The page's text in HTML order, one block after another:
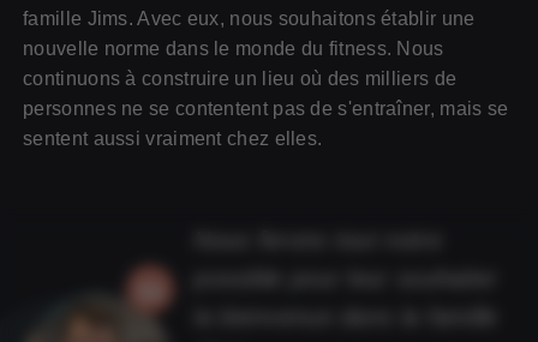
famille Jims. Avec eux, nous souhaitons établir une
nouvelle norme dans le monde du fitness. Nous
continuons à construire un lieu où des milliers de
personnes ne se contentent pas de s'entraîner, mais se
sentent aussi vraiment chez elles.
Pour les (futurs) professionnels